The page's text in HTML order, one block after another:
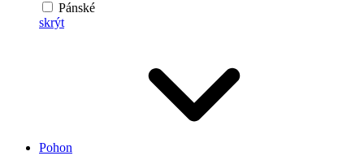
Pánské
skrýt
Pohon